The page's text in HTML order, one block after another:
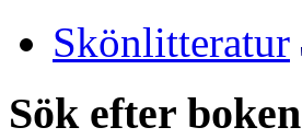
Skönlitteratur
Sök efter boken